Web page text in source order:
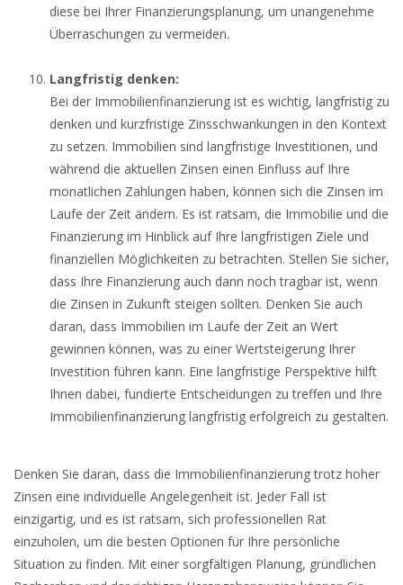
diese bei Ihrer Finanzierungsplanung, um unangenehme
Überraschungen zu vermeiden.
Langfristig denken:
Bei der Immobilienfinanzierung ist es wichtig, langfristig zu
denken und kurzfristige Zinsschwankungen in den Kontext
zu setzen. Immobilien sind langfristige Investitionen, und
während die aktuellen Zinsen einen Einfluss auf Ihre
monatlichen Zahlungen haben, können sich die Zinsen im
Laufe der Zeit ändern. Es ist ratsam, die Immobilie und die
Finanzierung im Hinblick auf Ihre langfristigen Ziele und
finanziellen Möglichkeiten zu betrachten. Stellen Sie sicher,
dass Ihre Finanzierung auch dann noch tragbar ist, wenn
die Zinsen in Zukunft steigen sollten. Denken Sie auch
daran, dass Immobilien im Laufe der Zeit an Wert
gewinnen können, was zu einer Wertsteigerung Ihrer
Investition führen kann. Eine langfristige Perspektive hilft
Ihnen dabei, fundierte Entscheidungen zu treffen und Ihre
Immobilienfinanzierung langfristig erfolgreich zu gestalten.
Denken Sie daran, dass die Immobilienfinanzierung trotz hoher
Zinsen eine individuelle Angelegenheit ist. Jeder Fall ist
einzigartig, und es ist ratsam, sich professionellen Rat
einzuholen, um die besten Optionen für Ihre persönliche
Situation zu finden. Mit einer sorgfältigen Planung, gründlichen